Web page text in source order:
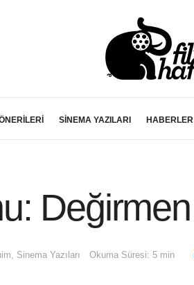
SİNEMA YAZILARI HABERLER
Değirmen
Sinema Yazıları Okuma Süresi: 5 min